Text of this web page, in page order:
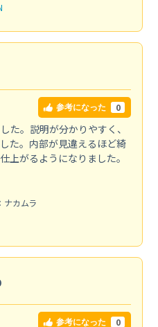
参考になった 0
た。説明が分かりやすく、
た。内部が見違えるほど綺
上がるようになりました。
ナカムラ
参考になった 0